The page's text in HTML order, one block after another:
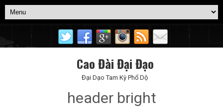
Cao Đài Đại Đạo
Đại Dạo Tam Kỳ Phổ Dộ
header bright